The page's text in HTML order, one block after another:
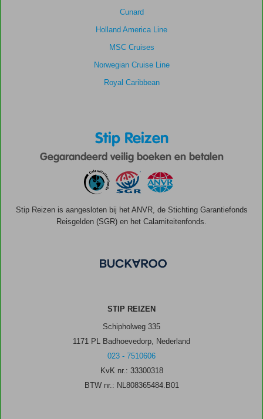
Cunard
Holland America Line
MSC Cruises
Norwegian Cruise Line
Royal Caribbean
Stip Reizen
Gegarandeerd veilig boeken en betalen
Stip Reizen is aangesloten bij het ANVR, de Stichting Garantiefonds
Reisgelden (SGR) en het Calamiteitenfonds.
STIP REIZEN
Schipholweg 335
1171 PL Badhoevedorp, Nederland
023 - 7510606
KvK nr.: 33300318
BTW nr.: NL808365484.B01